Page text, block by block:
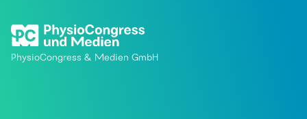
PhysioCongress & Medien GmbH